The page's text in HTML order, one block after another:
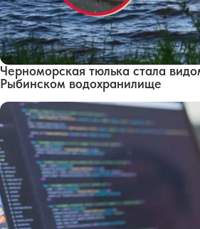
Черноморская тюлька стала
Рыбинском водохранилище